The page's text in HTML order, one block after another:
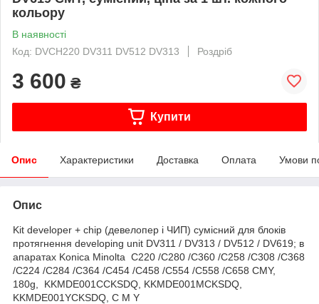
кольору
В наявності
Код: DVCH220 DV311 DV512 DV313
Роздріб
3 600 ₴
Купити
Опис Характеристики Доставка Оплата Умови
Опис
Kit developer + chip (девелопер і ЧИП) сумісний для блоків
протягнення developing unit DV311 / DV313 / DV512 / DV619; в
апаратах Konica Minolta C220 /C280 /C360 /C258 /C308 /C368
/C224 /C284 /C364 /C454 /C458 /C554 /C558 /C658 CMY,
180g, KKMDE001CCKSDQ, KKMDE001MCKSDQ,
KKMDE001YCKSDQ, C M Y